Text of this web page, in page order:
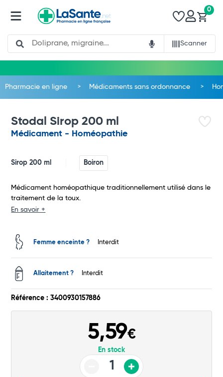
Search
Scanner
0
Total
Commander
Pharmacie en ligne Médicaments sans ordonnance
Stodal Sirop 200 ml
Médicament - Homéopathie
Sirop 200 ml Boiron
Médicament homéopathique traditionnellement utilisé dans le
traitement de la toux.
En savoir +
Femme enceinte ? Interdit
Allaitement ? Interdit
Référence : 3400930157886
5,59€
En stock